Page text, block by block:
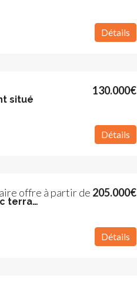
Détails
situé
130.000€
Détails
Charmante maison unifamiliale avec terrasse et jardinet
offre à partir de 205.000€
Détails